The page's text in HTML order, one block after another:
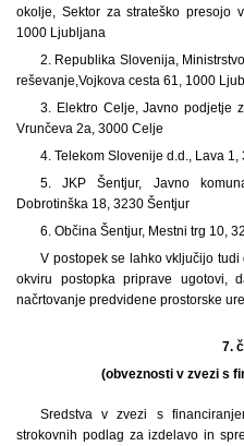
okolje, Sektor za strateško presojo
1000 Ljubljana
2. Republika Slovenija,
reševanje,Vojkova cesta 61, 1000
3. Elektro Celje, Javno podjetje
Vrunčeva 2a, 3000 Celje
4. Telekom Slovenije d.d., Lava 1,
5. JKP Šentjur, Javno
Dobrotinška 18, 3230 Šentjur
6. Občina Šentjur, Mestni trg 10,
V postopek se lahko vključijo
okviru postopka priprave ugotovi,
načrtovanje predvidene prostorske
7.
(obveznosti v zvezi s
Sredstva v zvezi s
strokovnih podlag za izdelavo in